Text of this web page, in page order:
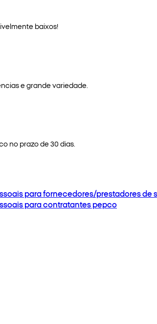
baixos!
e grande variedade.
no prazo de 30 dias.
para fornecedores/prestadores de
para contratantes pepco